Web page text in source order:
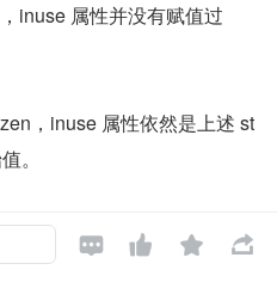
inuse 属性并没有赋值过
，inuse 属性依然是上述 st
。
，直接使用 new.frozen 来
本地 cpu 的 partial 链表
   